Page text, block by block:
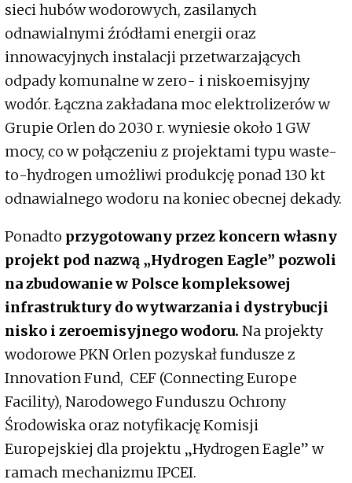
sieci hubów wodorowych, zasilanych
odnawialnymi źródłami energii oraz
innowacyjnych instalacji przetwarzających
odpady komunalne w zero- i niskoemisyjny
wodór. Łączna zakładana moc elektrolizerów w
Grupie Orlen do 2030 r. wyniesie około 1 GW
mocy, co w połączeniu z projektami typu waste-
to-hydrogen umożliwi produkcję ponad 130 kt
odnawialnego wodoru na koniec obecnej dekady.
Ponadto przygotowany przez koncern własny
projekt pod nazwą „Hydrogen Eagle” pozwoli
na zbudowanie w Polsce kompleksowej
infrastruktury do wytwarzania i dystrybucji
nisko i zeroemisyjnego wodoru. Na projekty
wodorowe PKN Orlen pozyskał fundusze z
Innovation Fund, CEF (Connecting Europe
Facility), Narodowego Funduszu Ochrony
Środowiska oraz notyfikację Komisji
Europejskiej dla projektu „Hydrogen Eagle” w
ramach mechanizmu IPCEI.